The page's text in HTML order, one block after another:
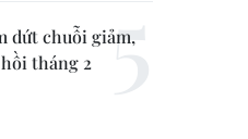
dứt chuỗi giảm,
tháng 2